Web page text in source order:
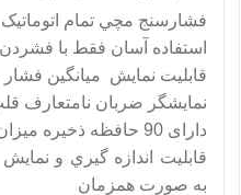
فشارسنج مچي تمام اتوماتيک
استفاده آسان فقط با
قابلیت نمایش میانگین فشار خون بعد از 3
نمايشگر ضربان نامتعارف
دارای 90 حافظه ذخیره میزان اندازه گیری
قابليت اندازه گيري و
به صورت همزمان